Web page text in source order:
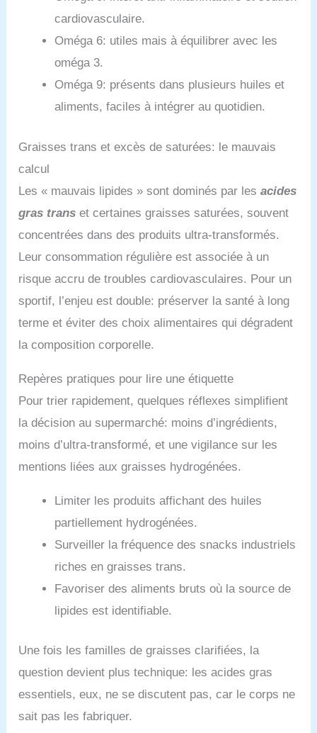
cardiovasculaire.
Oméga 6: utiles mais à équilibrer avec les
oméga 3.
Oméga 9: présents dans plusieurs huiles et
aliments, faciles à intégrer au quotidien.
Graisses trans et excès de saturées: le mauvais
calcul
Les « mauvais lipides » sont dominés par lesacides
gras trans et certaines graisses saturées, souvent
concentrées dans des produits ultra-transformés.
Leur consommation régulière est associée à un
risque accru de troubles cardiovasculaires. Pour un
sportif, l’enjeu est double: préserver la santé à long
terme et éviter des choix alimentaires qui dégradent
la composition corporelle.
Repères pratiques pour lire une étiquette
Pour trier rapidement, quelques réflexes simplifient
la décision au supermarché: moins d’ingrédients,
moins d’ultra-transformé, et une vigilance sur les
mentions liées aux graisses hydrogénées.
Limiter les produits affichant des huiles
partiellement hydrogénées.
Surveiller la fréquence des snacks industriels
riches en graisses trans.
Favoriser des aliments bruts où la source de
lipides est identifiable.
Une fois les familles de graisses clarifiées, la
question devient plus technique: les acides gras
essentiels, eux, ne se discutent pas, car le corps ne
sait pas les fabriquer.